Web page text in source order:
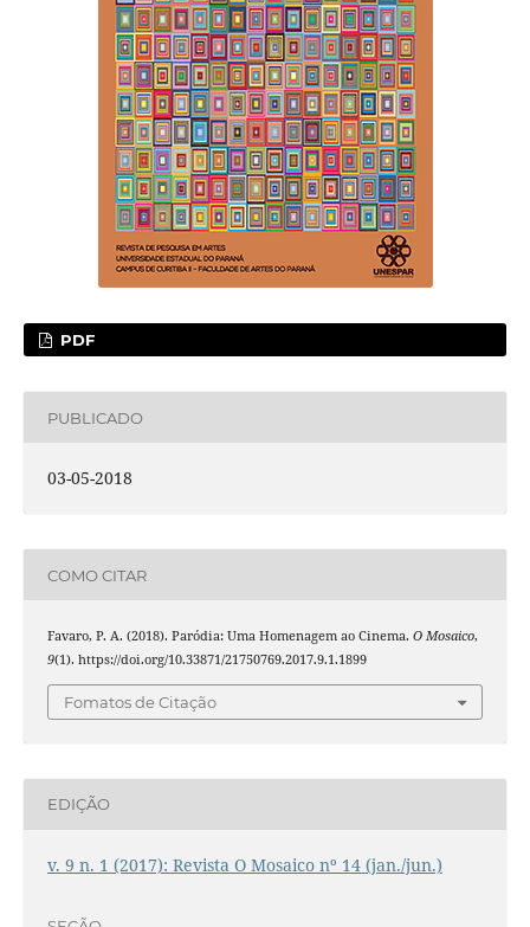
PDF
PUBLICADO
03-05-2018
COMO CITAR
Favaro, P. A. (2018). Paródia: Uma Homenagem ao Cinema. O Mosaico,
9(1). https://doi.org/10.33871/21750769.2017.9.1.1899
Fomatos de Citação
EDIÇÃO
v. 9 n. 1 (2017): Revista O Mosaico nº 14 (jan./jun.)